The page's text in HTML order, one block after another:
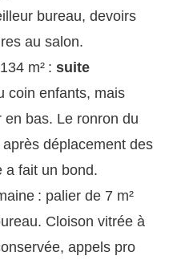
bureau, devoirs
au salon.
m² : suite
coin enfants, mais
en bas. Le ronron du
déplacement des
a fait un bond.
: palier de 7 m²
Cloison vitrée à
appels pro